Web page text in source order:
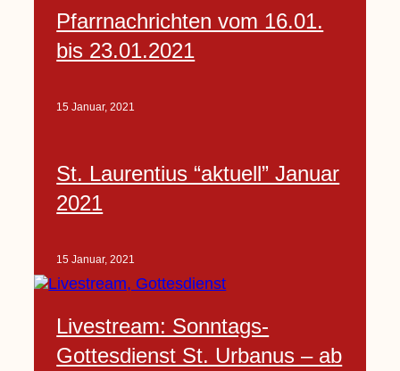
Pfarrnachrichten vom 16.01.
bis 23.01.2021
15 Januar, 2021
St. Laurentius “aktuell” Januar
2021
15 Januar, 2021
Livestream: Sonntags-
Gottesdienst St. Urbanus – ab